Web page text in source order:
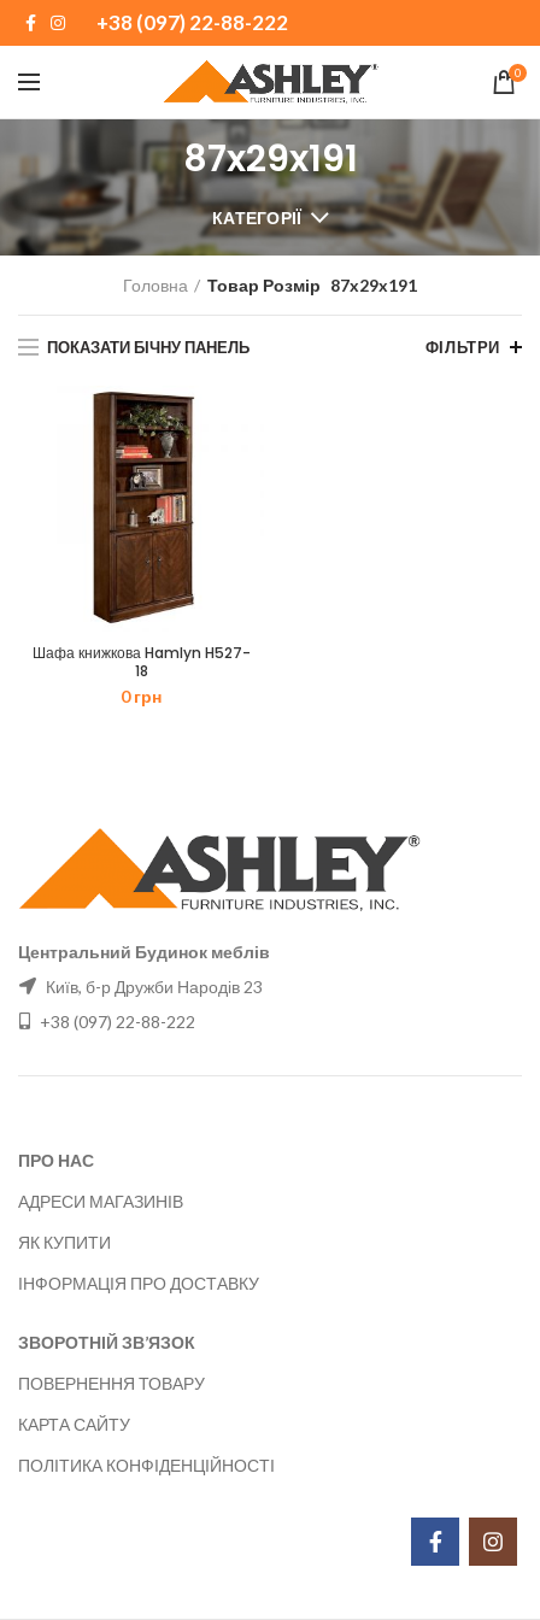
+38 (097) 22-88-222
0
87x29x191
КАТЕГОРІЇ
Головна Товар Розмір 87x29x191
ПОКАЗАТИ БІЧНУ ПАНЕЛЬ ФІЛЬТРИ
Шафа книжкова Hamlyn H527-
18
0грн
Центральний Будинок меблів
Київ, б-р Дружби Народів 23
+38 (097) 22-88-222
ПРО НАС
АДРЕСИ МАГАЗИНІВ
ЯК КУПИТИ
ІНФОРМАЦІЯ ПРО ДОСТАВКУ
ЗВОРОТНІЙ ЗВ’ЯЗОК
ПОВЕРНЕННЯ ТОВАРУ
КАРТА САЙТУ
ПОЛІТИКА КОНФІДЕНЦІЙНОСТІ